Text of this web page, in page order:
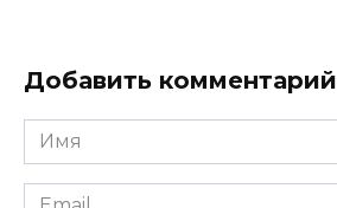
Добавить комментарий
Имя
*
Email